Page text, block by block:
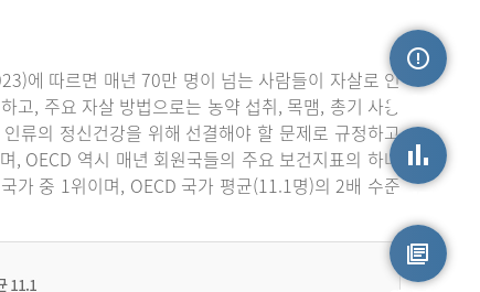
에 따르면 매년 70만 명이 넘는 사람들이 자살로 인
고, 주요 자살 방법으로는 농약 섭취, 목맴, 총기 사용
류의 정신건강을 위해 선결해야 할 문제로 규정하고
OECD 역시 매년 회원국들의 주요 보건지표의 하나
가 중 1위이며, OECD 국가 평균(11.1명)의 2배 수준
손상정보
손상통계